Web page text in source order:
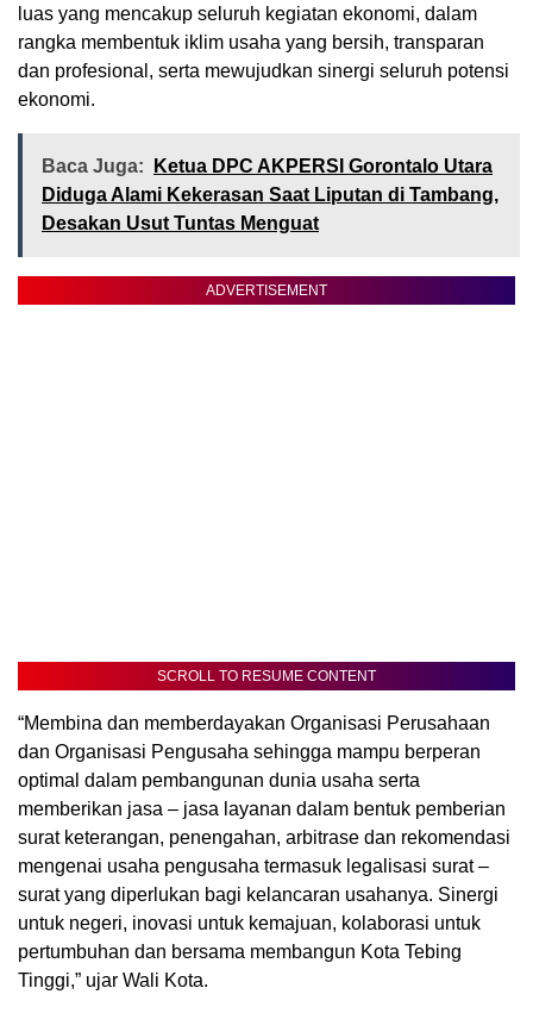
luas yang mencakup seluruh kegiatan ekonomi, dalam
rangka membentuk iklim usaha yang bersih, transparan
dan profesional, serta mewujudkan sinergi seluruh potensi
ekonomi.
Baca Juga:
Ketua DPC AKPERSI Gorontalo Utara
Diduga Alami Kekerasan Saat Liputan di Tambang,
Desakan Usut Tuntas Menguat
ADVERTISEMENT
SCROLL TO RESUME CONTENT
“Membina dan memberdayakan Organisasi Perusahaan
dan Organisasi Pengusaha sehingga mampu berperan
optimal dalam pembangunan dunia usaha serta
memberikan jasa – jasa layanan dalam bentuk pemberian
surat keterangan, penengahan, arbitrase dan rekomendasi
mengenai usaha pengusaha termasuk legalisasi surat –
surat yang diperlukan bagi kelancaran usahanya. Sinergi
untuk negeri, inovasi untuk kemajuan, kolaborasi untuk
pertumbuhan dan bersama membangun Kota Tebing
Tinggi,” ujar Wali Kota.